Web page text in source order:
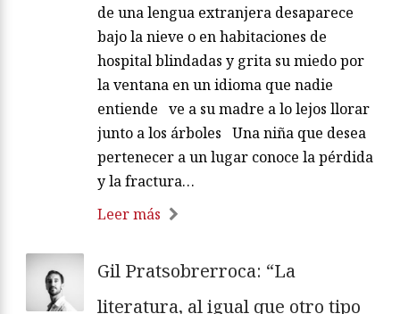
de una lengua extranjera desaparece
bajo la nieve o en habitaciones de
hospital blindadas y grita su miedo por
la ventana en un idioma que nadie
entiende ve a su madre a lo lejos llorar
junto a los árboles Una niña que desea
pertenecer a un lugar conoce la pérdida
y la fractura…
Leer más
Gil Pratsobrerroca: “La
literatura, al igual que otro tipo